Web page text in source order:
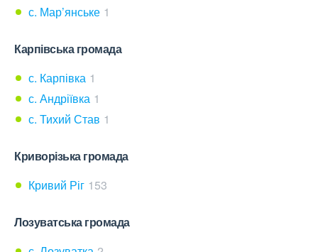
с. Мар’янське 1
Карпівська громада
с. Карпівка 1
с. Андріївка 1
с. Тихий Став 1
Криворізька громада
Кривий Ріг 153
Лозуватська громада